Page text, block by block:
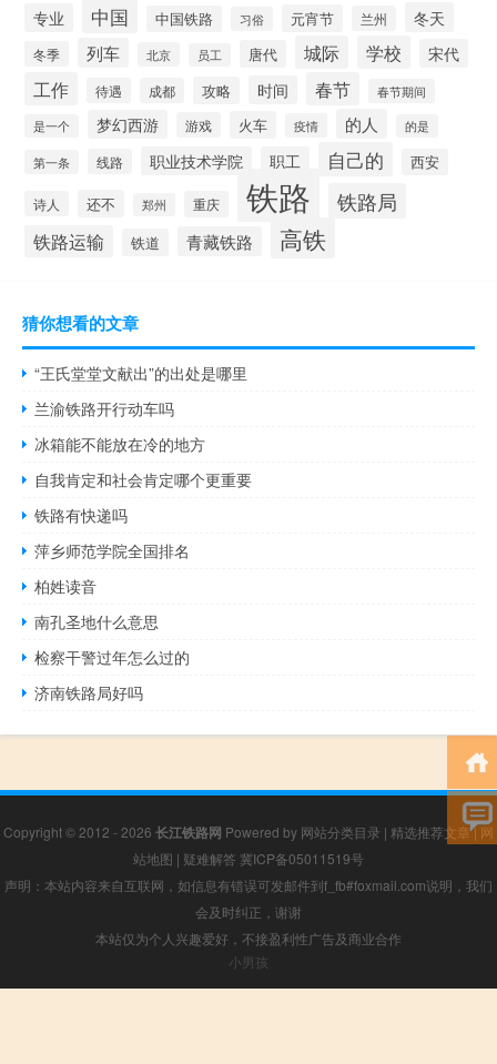
专业 中国 中国铁路 习俗 元宵节 兰州 冬天
冬季 列车 北京 员工 唐代 城际 学校 宋代
工作 待遇 成都 攻略 时间 春节 春节期间
是一个 梦幻西游 游戏 火车 疫情 的人 的是
第一条 线路 职业技术学院 职工 自己的 西安
诗人 还不 郑州 重庆 铁路 铁路局
铁路运输 铁道 青藏铁路 高铁
猜你想看的文章
“王氏堂堂文献出”的出处是哪里
兰渝铁路开行动车吗
冰箱能不能放在冷的地方
自我肯定和社会肯定哪个更重要
铁路有快递吗
萍乡师范学院全国排名
柏姓读音
南孔圣地什么意思
检察干警过年怎么过的
济南铁路局好吗
Copyright © 2012 - 2026 长江铁路网 Powered by 网站分类目录 | 精选推荐文章|网
站地图 | 疑难解答 冀ICP备05011519号
声明：本站内容来自互联网，如信息有错误可发邮件到f_fb#foxmail.com说明，我们
会及时纠正，谢谢
本站仅为个人兴趣爱好，不接盈利性广告及商业合作
小男孩